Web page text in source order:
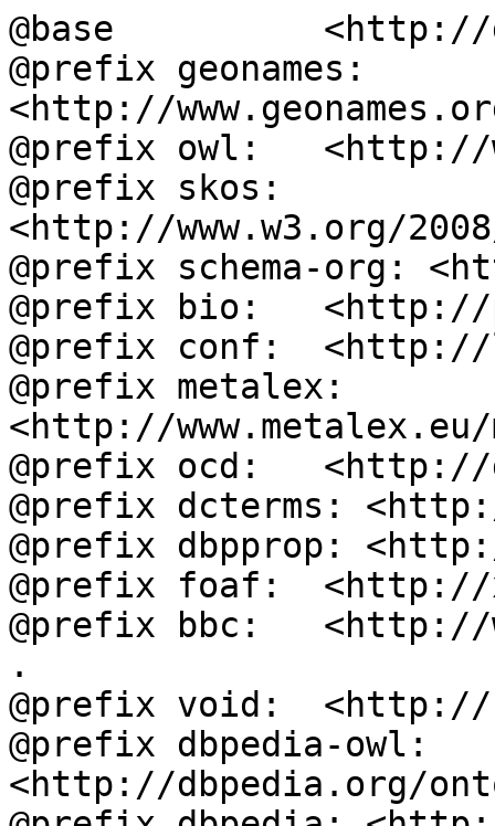
@base          <http://
@prefix geonames:
<http://
@prefix owl:   <http://
@prefix skos:
<http://www.w3.org/
@prefix schema-org:
@prefix bio:
@prefix conf:  <http://
@prefix metalex:
<http://
@prefix ocd:
@prefix dcterms:
@prefix dbpprop:
@prefix foaf:  <http://
@prefix bbc:   <http://
.
@prefix void:
@prefix dbpedia-owl:
<http://dbpedia.org/